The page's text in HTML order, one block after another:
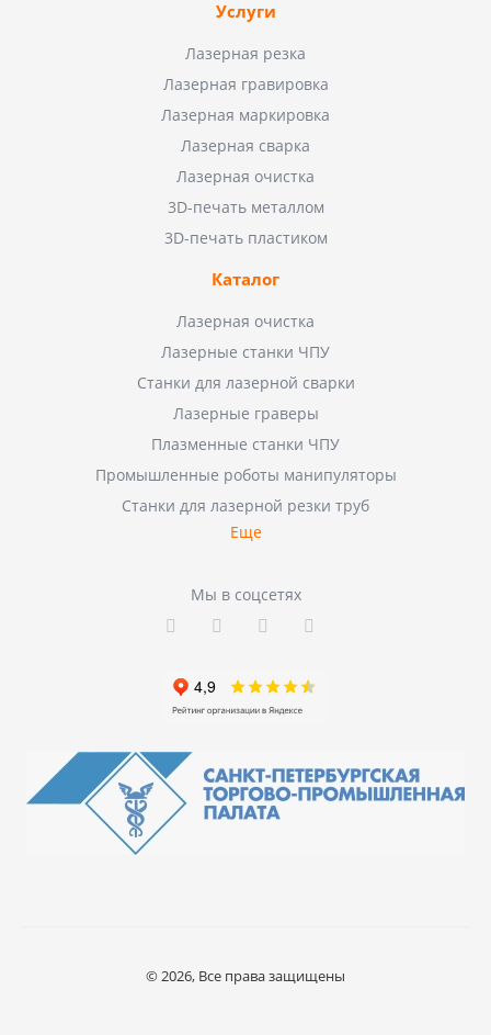
Услуги
Лазерная резка
Лазерная гравировка
Лазерная маркировка
Лазерная сварка
Лазерная очистка
3D-печать металлом
3D-печать пластиком
Каталог
Лазерная очистка
Лазерные станки ЧПУ
Станки для лазерной сварки
Лазерные граверы
Плазменные станки ЧПУ
Промышленные роботы манипуляторы
Станки для лазерной резки труб
Еще
Мы в соцсетях
© 2026, Все права защищены